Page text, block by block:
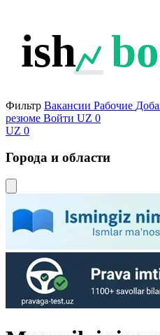
ish
Фильтр Вакансии Рабочие
резюме Войти UZ 0
UZ 0
Города и области